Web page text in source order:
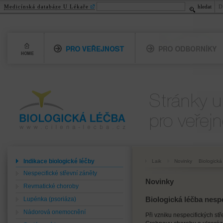
Biologická léčba Pro veřejnost
Indikace biologické léčby
Nespecifické střevní záněty
Revmatické choroby
Lupénka (psoriáza)
Nádorová onemocnění
Laik Novinky
Novinky
Biologická léčba
Při vzniku nespecifických
Medicínská databáze U Lékaře hledat